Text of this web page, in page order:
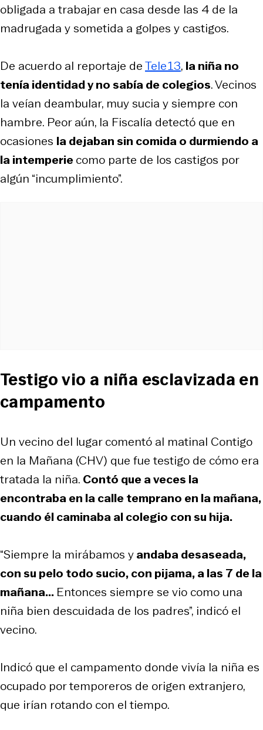
obligada a trabajar en casa desde las 4 de la
madrugada y sometida a golpes y castigos.
De acuerdo al reportaje deTele13, la niña no
tenía identidad y no sabía de colegios. Vecinos
la veían deambular, muy sucia y siempre con
hambre. Peor aún, la Fiscalía detectó que en
ocasiones la dejaban sin comida o durmiendo a
la intemperiecomo parte de los castigos por
algún “incumplimiento”.
Testigo vio a niña esclavizada en
campamento
Un vecino del lugar comentó al matinal Contigo
en la Mañana (CHV) que fue testigo de cómo era
tratada la niña. Contó que a veces la
encontraba en la calle temprano en la mañana,
cuando él caminaba al colegio con su hija.
“Siempre la mirábamos yandaba desaseada,
con su pelo todo sucio, con pijama, a las 7 de la
mañana... Entonces siempre se vio como una
niña bien descuidada de los padres”, indicó el
vecino.
Indicó que el campamento donde vivía la niña es
ocupado por temporeros de origen extranjero,
que irían rotando con el tiempo.